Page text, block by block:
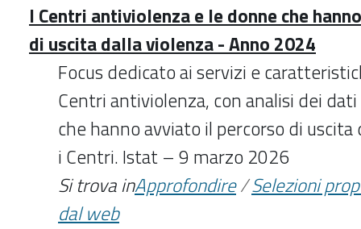
I Centri antiviolenza e le donne che
di uscita dalla violenza - Anno 2024
Focus dedicato ai servizi e
Centri antiviolenza, con analisi dei
che hanno avviato il percorso di
i Centri. Istat – 9 marzo 2026
Si trova inApprofondire/Selezioni
dal web